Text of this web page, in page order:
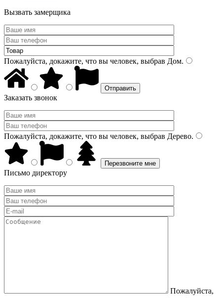
Вызвать замерщика
Пожалуйста, докажите, что вы человек, выбрав Дом.
Заказать звонок
Пожалуйста, докажите, что вы человек, выбрав Дерево.
Письмо директору
Пожалуйста,